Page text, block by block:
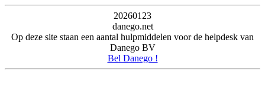
20260123
danego.net
Op deze site staan een aantal hulpmiddelen voor de helpdesk van
Danego BV
Bel Danego !